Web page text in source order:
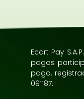
Ecart Pay
pagos
pago,
091187.